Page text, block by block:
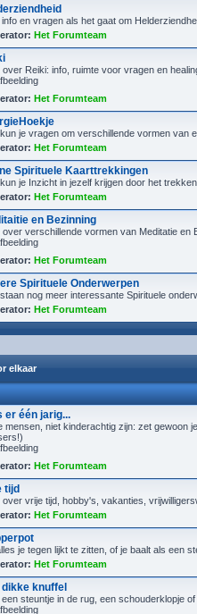
info en vragen als het gaat om
Het Forumteam
over Reiki: info, ruimte voor vragen en
Het Forumteam
je vragen om verschillende vormen van
Het Forumteam
Spirituele Kaarttrekkingen
je Inzicht in jezelf krijgen door het
Het Forumteam
en Bezinning
over verschillende vormen van Meditatie en
Het Forumteam
Spirituele Onderwerpen
nog meer interessante Spirituele
Het Forumteam
elkaar
er één jarig...
mensen, niet kinderachtig zijn: zet gewoon
Het Forumteam
tijd
over vrije tijd, hobby's, vakanties,
Het Forumteam
je tegen lijkt te zitten, of je baalt als een
Het Forumteam
dikke knuffel
een steuntje in de rug, een schouderklopje